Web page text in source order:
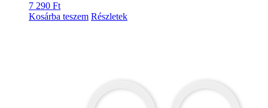
7 290 Ft
Kosárba teszem Részletek